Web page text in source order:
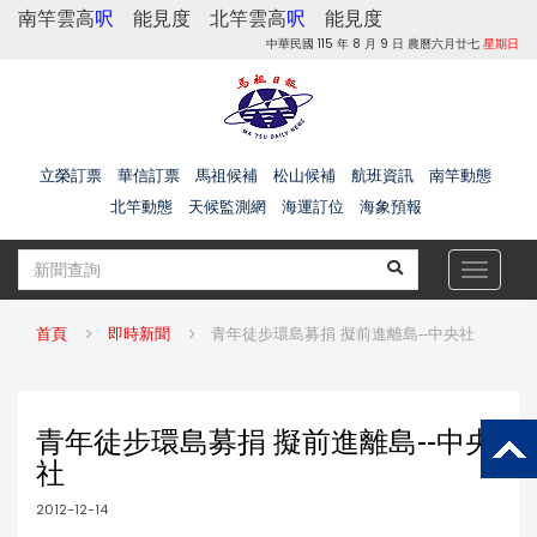
南竿雲高呎 能見度 北竿雲高呎 能見度
中華民國 115 年 8 月 9 日 農曆六月廿七 星期日
立榮訂票 華信訂票 馬祖候補 松山候補 航班資訊
南竿動態
北竿動態
天候監測網 海運訂位 海象預報
Toggle
首頁 即時新聞 青年徒步環島募捐 擬前進離島--中央社
青年徒步環島募捐 擬前進離島--中央
社
2012-12-14